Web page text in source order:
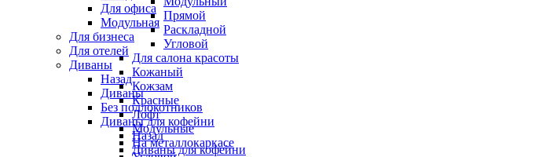
Прямой
Раскладной
Угловой
Для салона красоты
Кожаный
Кожзам
Красные
Лофт
Модульные
На металлокаркасе
Для офиса
Модульная
Для бизнеса
Для отелей
Диваны
Назад
Диваны
Без подлокотников
Диваны для кофейни
Назад
Диваны для кофейни